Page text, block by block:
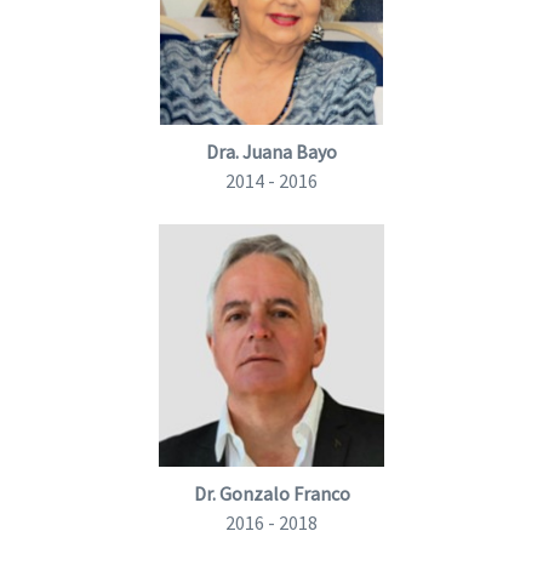
Dra. Juana Bayo
2014 - 2016
Dr. Gonzalo Franco
2016 - 2018